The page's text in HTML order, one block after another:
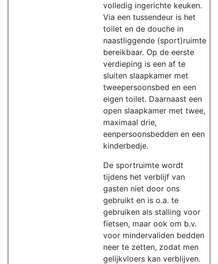
volledig ingerichte keuken.
Via een tussendeur is het
toilet en de douche in
naastliggende (sport)ruimte
bereikbaar. Op de eerste
verdieping is een af te
sluiten slaapkamer met
tweepersoonsbed en een
eigen toilet. Daarnaast een
open slaapkamer met twee,
maximaal drie,
eenpersoonsbedden en een
kinderbedje.
De sportruimte wordt
tijdens het verblijf van
gasten niet door ons
gebruikt en is o.a. te
gebruiken als stalling voor
fietsen, maar ook om b.v.
voor mindervaliden bedden
neer te zetten, zodat men
gelijkvloers kan verblijven.